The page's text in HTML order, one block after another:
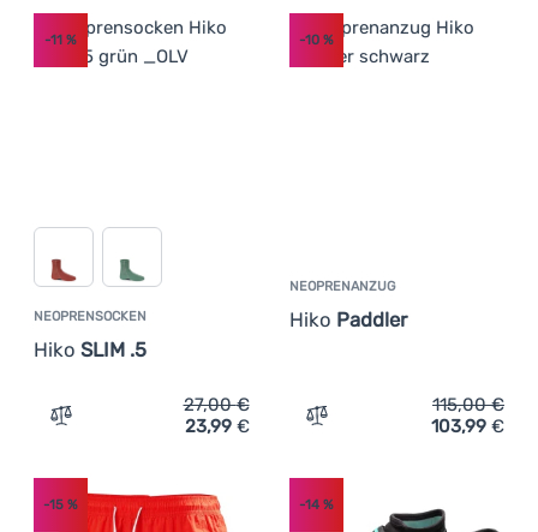
NEOPRENSOCKEN
Hiko SLIM .5
-11 %
Zum Vergleich 'Neoprensocken Hiko SLIM .5' hinzufügen
27,00€
23,99 €
NEOPRENANZUG
Hiko Paddler
-10%
Zum Vergleich
115,00€
103,99 €
-15 % -14%